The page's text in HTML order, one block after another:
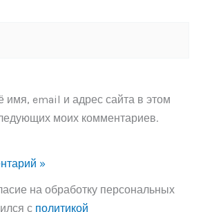
имя, email и адрес сайта в этом
моих комментариев.
на обработку персональных
с политикой